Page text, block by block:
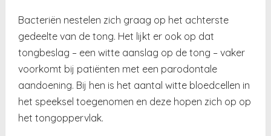
Bacteriën nestelen zich graag op het achterste
gedeelte van de tong. Het lijkt er ook op dat
tongbeslag – een witte aanslag op de tong – vaker
voorkomt bij patiënten met een parodontale
aandoening. Bij hen is het aantal witte bloedcellen in
het speeksel toegenomen en deze hopen zich op op
het tongoppervlak.